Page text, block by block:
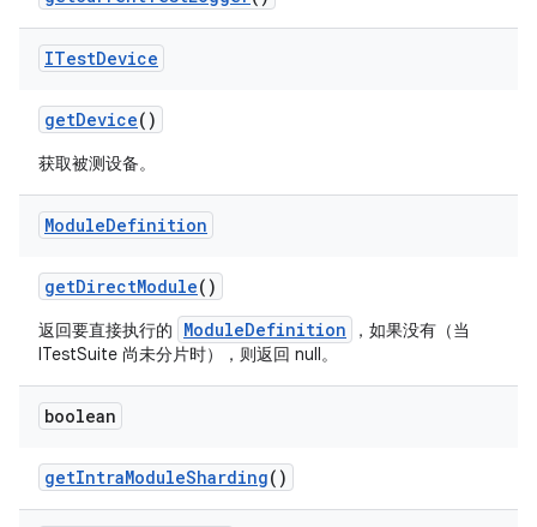
ITestDevice
getDevice()
获取被测设备。
ModuleDefinition
getDirectModule()
返回要直接执行的 ModuleDefinition
，如果没有（当
ITestSuite 尚未分片时），则返回 null。
boolean
getIntraModuleSharding()